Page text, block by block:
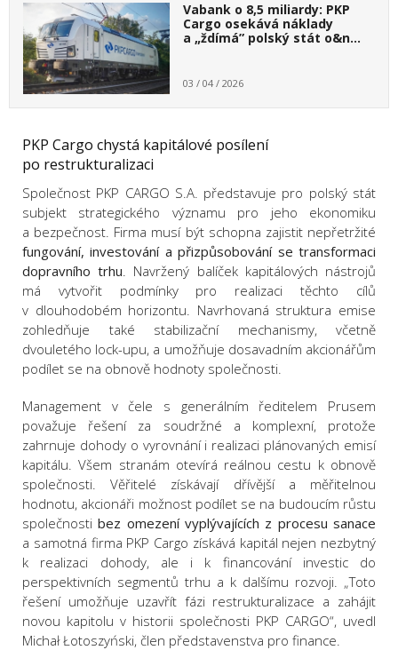
Vabank o 8,5 miliardy: PKP
Cargo osekává náklady
a „ždímá” polský stát o&n…
03 / 04 / 2026
PKP Cargo chystá kapitálové posílení
po restrukturalizaci
Společnost PKP CARGO S.A. představuje pro polský stát
subjekt strategického významu pro jeho ekonomiku
a bezpečnost. Firma musí být schopna zajistit nepřetržité
fungování, investování a přizpůsobování se transformaci
dopravního trhu . Navržený balíček kapitálových nástrojů
má vytvořit podmínky pro realizaci těchto cílů
v dlouhodobém horizontu. Navrhovaná struktura emise
zohledňuje také stabilizační mechanismy, včetně
dvouletého lock-upu, a umožňuje dosavadním akcionářům
podílet se na obnově hodnoty společnosti.
Management v čele s generálním ředitelem Prusem
považuje řešení za soudržné a komplexní, protože
zahrnuje dohody o vyrovnání i realizaci plánovaných emisí
kapitálu. Všem stranám otevírá reálnou cestu k obnově
společnosti. Věřitelé získávají dřívější a měřitelnou
hodnotu, akcionáři možnost podílet se na budoucím růstu
společnostibez omezení vyplývajících z procesu sanace
a samotná firma PKP Cargo získává kapitál nejen nezbytný
k realizaci dohody, ale i k financování investic do
perspektivních segmentů trhu a k dalšímu rozvoji. „Toto
řešení umožňuje uzavřít fázi restrukturalizace a zahájit
novou kapitolu v historii společnosti PKP CARGO“, uvedl
Michał Łotoszyński, člen představenstva pro finance.